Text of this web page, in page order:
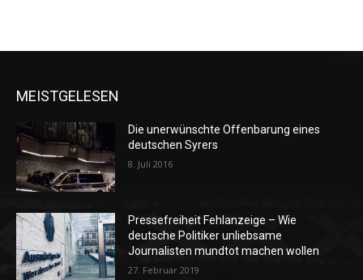
MEISTGELESEN
Die unerwünschte Offenbarung eines
deutschen Syrers
8. Juli 2016
Pressefreiheit Fehlanzeige – Wie
deutsche Politiker unliebsame
Journalisten mundtot machen wollen
27. Februar 2019